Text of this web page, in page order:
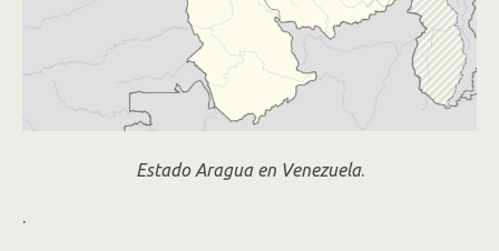
Estado Aragua en Venezuela.
.